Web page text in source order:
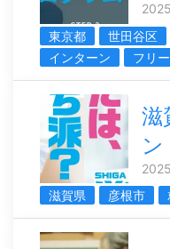
東京都
世田谷区
インターン
フリ
滋
ン
滋賀県
彦根市